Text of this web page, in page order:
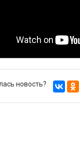
новость?